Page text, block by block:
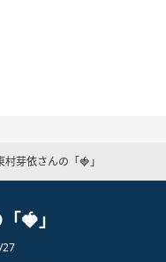
村芽依さんの「🍓」
🍓」